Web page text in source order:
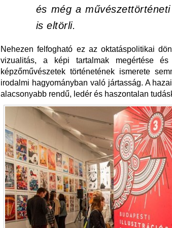
és még a
is eltörli.
Nehezen felfogható ez az oktatáspolitikai
vizualitás, a képi tartalmak megértése
képzőművészetek történetének ismerete
irodalmi hagyományban való jártasság. A
alacsonyabb rendű, ledér és haszontalan